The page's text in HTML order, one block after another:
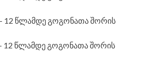
12 წლამდე გოგონათა შორის
12 წლამდე გოგონათა შორის